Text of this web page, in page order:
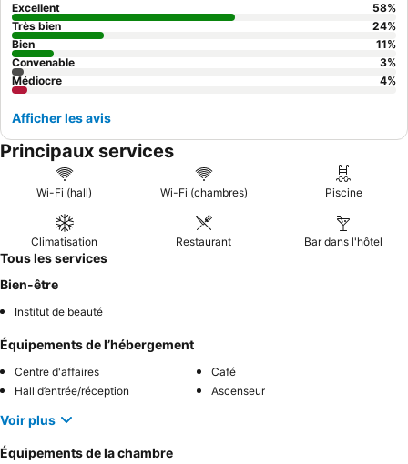
Excellent 58%
Très bien
24%
Bien
11%
Convenable
3%
Médiocre
4%
Afficher les avis
Principaux services
Wi-Fi (hall) Wi-Fi (chambres) Piscine
Climatisation Restaurant Bar dans l'hôtel
Tous les services
Bien-être
Institut de beauté
Équipements de l’hébergement
Centre d'affaires
Café
Hall d’entrée/réception
Ascenseur
Voir plus
Équipements de la chambre